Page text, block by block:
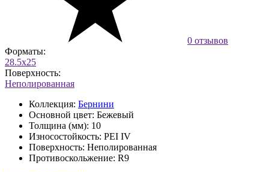
0 отзывов
Форматы:
28.5x25
Поверхность:
Неполированная
Коллекция: Бернини
Основной цвет: Бежевый
Толщина (мм): 10
Износостойкость: PEI IV
Поверхность: Неполированная
Противоскольжение: R9